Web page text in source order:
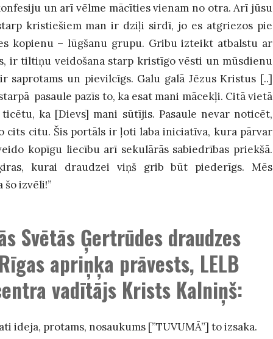
un arī vēlme mācīties vienam no otra. Arī jūsu
kristiešiem man ir dziļi sirdī, jo es atgriezos pie
kopienu – lūgšanu grupu. Gribu izteikt atbalstu ar
ir tiltiņu veidošana starp kristīgo vēsti un mūsdienu
un pievilcīgs. Galu galā Jēzus Kristus [..]
pasaule pazīs to, ka esat mani mācekļi. Citā vietā
ka [Dievs] mani sūtījis. Pasaule nevar noticēt,
cits citu. Šis portāls ir ļoti laba iniciatīva, kura pārvar
kopīgu liecību arī sekulārās sabiedrības priekšā.
kurai draudzei viņš grib būt piederīgs. Mēs
izvēli!”
Svētās Ģertrūdes draudzes
Rīgas apriņķa prāvests, LELB
vadītājs Krists Kalniņš:
ideja, protams, nosaukums [”TUVUMĀ”] to izsaka.